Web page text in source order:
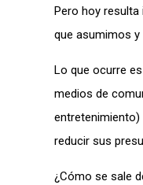
Pero hoy
que asumimos y
Lo que ocurre
medios de
reducir sus
¿Cómo se sale